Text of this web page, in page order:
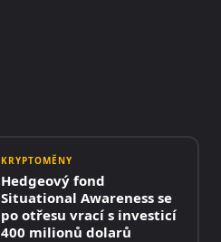
KRYPTOMĚNY
Hedgeový fond
Situational Awareness se
po otřesu vrací s investicí
400 milionů dolarů